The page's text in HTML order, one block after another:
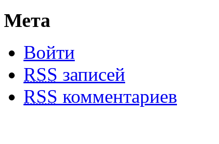
Мета
Войти
RSS записей
RSS комментариев